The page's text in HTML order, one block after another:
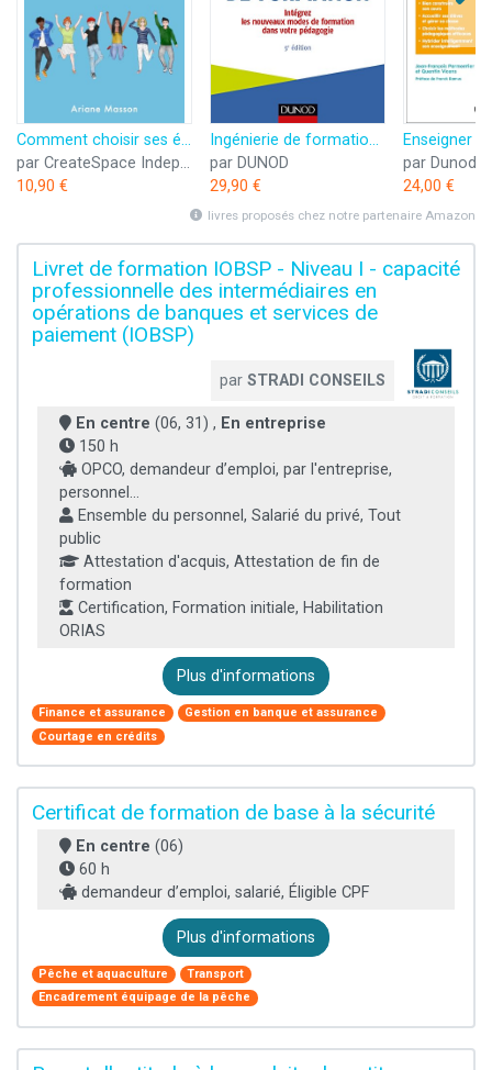
Comment choisir ses études et son métier: Orientation scolaire et professionnelle
par CreateSpace Independent Publishing Platform
10,90 €
Ingénierie de formation - 5e éd. -Intégrez les nouveaux modes de formation dans votre pédagogie: Intégrez les nouveaux modes de formation dans votre pédagogie
par DUNOD
29,90 €
par Dunod
24,00 €
livres proposés chez notre partenaire Amazon
Livret de formation IOBSP - Niveau I - capacité
professionnelle des intermédiaires en
opérations de banques et services de
paiement (IOBSP)
par STRADI CONSEILS
En centre (06, 31) , En entreprise
150 h
OPCO, demandeur d’emploi, par l'entreprise,
personnel...
Ensemble du personnel, Salarié du privé, Tout
public
Attestation d'acquis, Attestation de fin de
formation
Certification, Formation initiale, Habilitation
ORIAS
Plus d'informations
Finance et assurance
Gestion en banque et assurance
Courtage en crédits
Certificat de formation de base à la sécurité
En centre (06)
60 h
demandeur d’emploi, salarié, Éligible CPF
Plus d'informations
Pêche et aquaculture
Transport
Encadrement équipage de la pêche